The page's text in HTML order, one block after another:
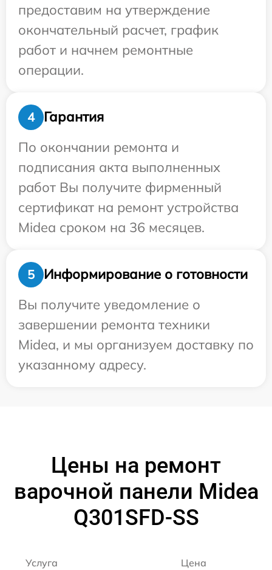
предоставим на утверждение
окончательный расчет, график
работ и начнем ремонтные
операции.
4
Гарантия
По окончании ремонта и
подписания акта выполненных
работ Вы получите фирменный
сертификат на ремонт устройства
Midea сроком на 36 месяцев.
5
Информирование о готовности
Вы получите уведомление о
завершении ремонта техники
Midea, и мы организуем доставку по
указанному адресу.
Цены на ремонт
варочной панели Midea
Q301SFD-SS
Услуга Цена